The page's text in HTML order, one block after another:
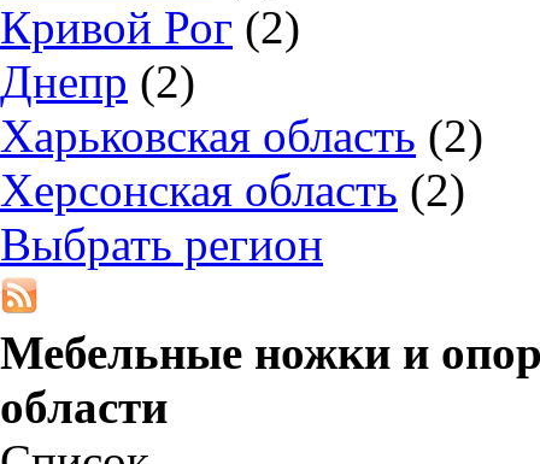
Кривой Рог (2)
Днепр (2)
Харьковская область (2)
Херсонская область (2)
Выбрать регион
Мебельные ножки и
области